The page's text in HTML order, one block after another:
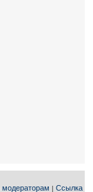
Ссылка